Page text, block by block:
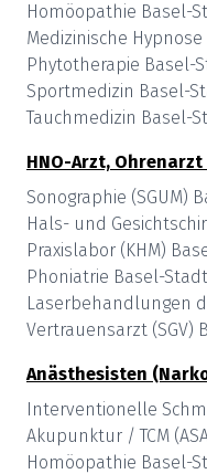
Homöopathie Basel-
Medizinische Hypnose
Phytotherapie Basel-
Sportmedizin Basel-
Tauchmedizin Basel-
HNO-Arzt, Ohrenarzt
Sonographie (SGUM)
Hals- und
Praxislabor (KHM)
Phoniatrie Basel-Stadt
Laserbehandlungen
Vertrauensarzt (SGV)
Anästhesisten
Interventionelle
Akupunktur / TCM
Homöopathie Basel-